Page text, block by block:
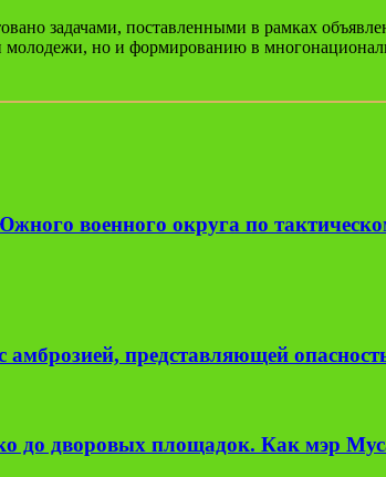
задачами, поставленными в рамках
но и формированию в
военного округа по
представляющей
до дворовых площадок. Как мэр